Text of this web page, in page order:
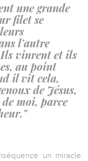
une grande
filet se
l'autre
vinrent et ils
au point
il vit cela,
de Jésus,
moi, parce
un miracle.